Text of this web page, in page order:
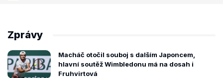
Zprávy
Macháč otočil souboj s dalším Japoncem,
hlavní soutěž Wimbledonu má na dosah i
Fruhvirtová